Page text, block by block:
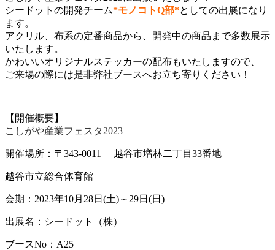
シードットの開発チーム*モノコトQ部*としての出展になり
ます。
アクリル、布系の定番商品から、開発中の商品まで多数展示
いたします。
かわいいオリジナルステッカーの配布もいたしますので、
ご来場の際には是非弊社ブースへお立ち寄りください！
【開催概要】
こしがや産業フェスタ2023
開催場所：〒343-0011 越谷市増林二丁目33番地
越谷市立総合体育館
会期：2023年10月28日(土)～29日(日)
出展名：シードット（株）
ブースNo：A25